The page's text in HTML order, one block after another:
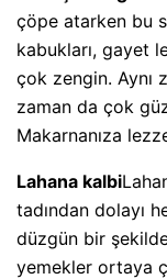
çöpe atarken bu
kabukları, gayet
çok zengin. Aynı
zaman da çok
Makarnanıza
Lahana kalbi
tadından dolayı
düzgün bir
yemekler ortaya